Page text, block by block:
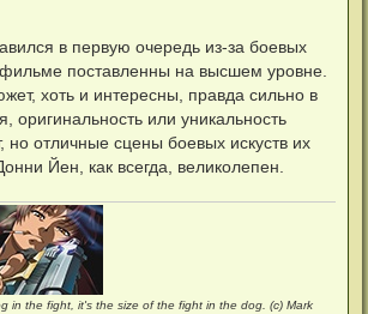
в первую очередь из-за боевых
поставленны на высшем уровне.
хоть и интересны, правда сильно в
оригинальность или уникальность
но отличные сцены боевых искуств их
Йен, как всегда, великолепен.
in the fight, it's the size of the fight in the dog. (c) Mark